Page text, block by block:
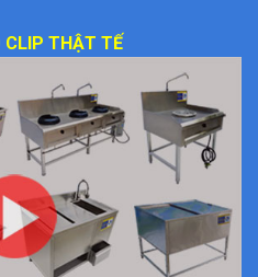
CLIP THẬT TẾ